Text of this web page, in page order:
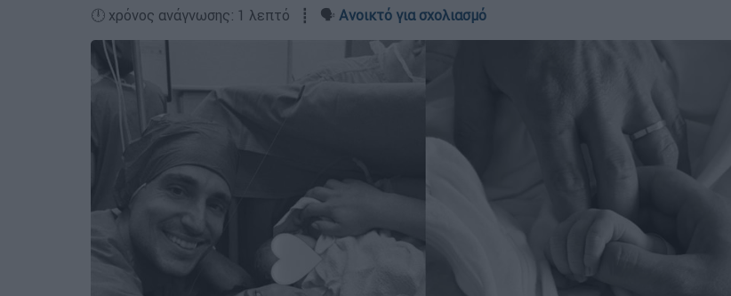
🕛 χρόνος ανάγνωσης: 1 λεπτό ┋ 🗣️ Ανοικτό για σχολιασμό